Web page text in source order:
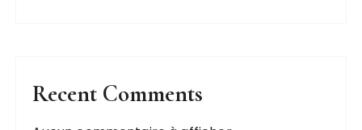
Recent Comments